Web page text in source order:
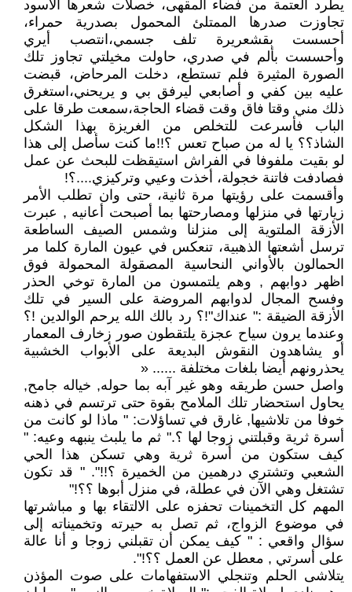
يطرد العتمة من فضاء المقهى، خصلات شعرها الأسود
تجاوزت صدرها الممتلئ المحمول بصدرية حمراء،
أحسست بقشعريرة تلف جسمي،انتصب أيري
وأحسست بألم في صدري، حاولت مخيلتي تجاوز تلك
الصورة المثيرة فلم تستطع، دخلت المرحاض، قبضت
عليه بين كفي و أصابعي ليرفق بي و يريحني،استغرق
ذلك مني وقتا فاق وقت قضاء الحاجة،سمعت طرقا على
الباب فأسرعت للتخلص من الغريزة بهذا الشكل
الشاذ؟؟ يا له من صباح تعس ؟!!ما كنت سأصل إلى هذا
لو بقيت ملفوفا في الفراش استيقظت للبحث عن عمل
فصادفت فاتنة خجولة، أخذت وعيي وتركيزي....؟!
وأقسمت على رؤيتها مرة ثانية، حتى وان تطلب الأمر
زيارتها في منزلها ومصارحتها بما أصبحت أعانيه , عبرت
الأزقة الملتوية إلى منزلنا وشمس الصيف الساطعة
ترسل أشعتها الذهبية، تنعكس في عيون المارة كلما مر
الحمالون بالأواني النحاسية المصقولة المحمولة فوق
اظهر دوابهم , وهم يلتمسون من المارة توخي الحذر
وفسح المجال لدوابهم المروضة على السير في تلك
الأزقة الضيقة :" عنداك"!؟ رد بالك الله يرحم الوالدين !؟
وعندما يرون سياح عجزة يلتقطون صور زخارف المعمار
أو يشاهدون النقوش البديعة على الأبواب الخشبية
يحذرونهم أيضا بلغات مختلفة ...... «
واصل حسن طريقه وهو غير آبه بما حوله, خياله جامح,
يحاول استحضار تلك الملامح بقوة حتى ترتسم في ذهنه
خوفا من تلاشيها, غارق في تساؤلات: " ماذا لو كانت من
أسرة ثرية وقبلتني زوجا لها ؟." ثم ما يلبث ينبهه وعيه: "
كيف ستكون من أسرة ثرية وهي تسكن هذا الحي
الشعبي وتشتري درهمين من الخميرة ؟!!". " قد تكون
تشتغل وهي الآن في عطلة، في منزل أبوها ؟؟!"
المهم كل التخمينات تحفزه على الالتقاء بها و مباشرتها
في موضوع الزواج، ثم تصل به حيرته وتخميناته إلى
سؤال واقعي : " كيف يمكن أن تقبلني زوجا و أنا عالة
على أسرتي , معطل عن العمل ؟؟!".
يتلاشى الحلم وتنجلي الاستفهامات على صوت المؤذن